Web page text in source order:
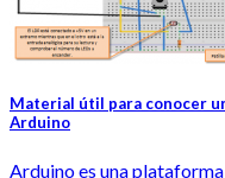
Material útil para conocer
Arduino
Arduino es una